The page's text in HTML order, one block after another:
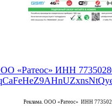
Реклама. ООО «Ратеос» ИНН